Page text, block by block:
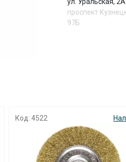
проспект
97Б
Код: 4522
способом
списываться